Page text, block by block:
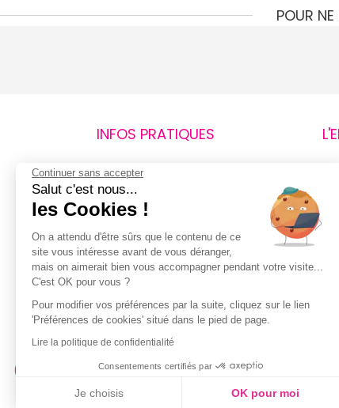
POUR
INFOS PRATIQUES
Retours et remboursements
Suivi de commande
Livraisons
Guide des tailles
Politique de confidentialité
Conditions générales d’utilisation
de la Carte de Fidélité
Continuer sans accepter
Salut c'est nous...
les Cookies !
On a attendu d'être sûrs que le contenu de ce
site vous intéresse avant de vous déranger,
mais on aimerait bien vous accompagner pendant votre visite...
C'est OK pour vous ?
Pour modifier vos préférences par la suite, cliquez sur le lien
'Préférences de cookies' situé dans le pied de page.
Lire la politique de confidentialité
Consentements certifiés par
Je choisis OK pour moi